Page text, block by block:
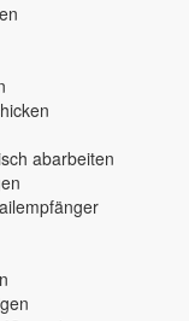
abarbeiten